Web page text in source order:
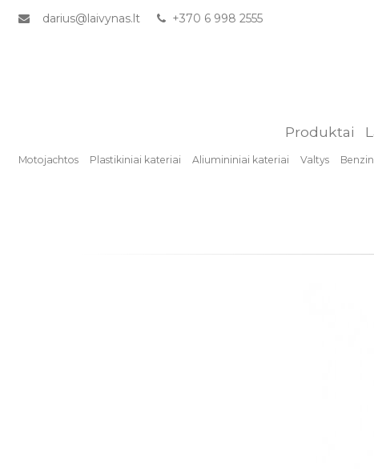
darius@laivynas.lt +370 6 998 2555
Produktai
Motojachtos Plastikiniai kateriai Aliumininiai kateriai Valtys